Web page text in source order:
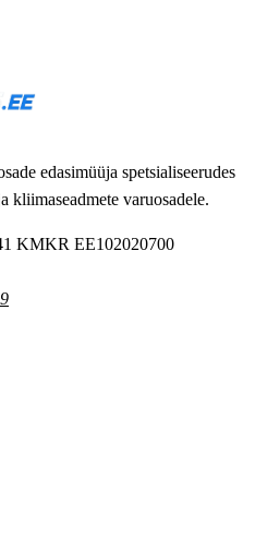
edasimüüja spetsialiseerudes
kliimaseadmete varuosadele.
KMKR EE102020700